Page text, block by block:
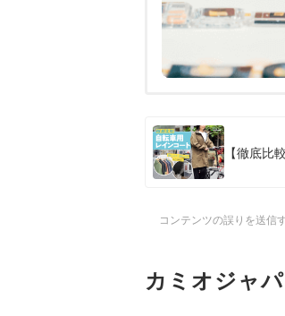
【徹底比
コンテンツの誤りを送信
カミオジャ